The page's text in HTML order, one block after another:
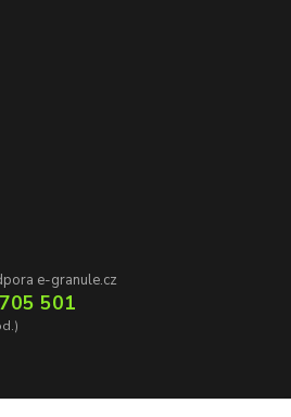
e-granule.cz
501